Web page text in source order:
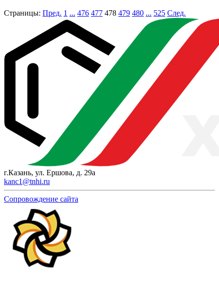
Страницы: Пред. 1 ... 476 477 478 479 480 ... 525 След.
г.Казань, ул. Ершова, д. 29а
kanc1@tnhi.ru
Сопровождение сайта